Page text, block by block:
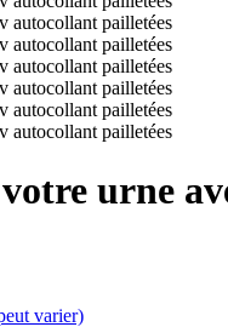
urne
varier)